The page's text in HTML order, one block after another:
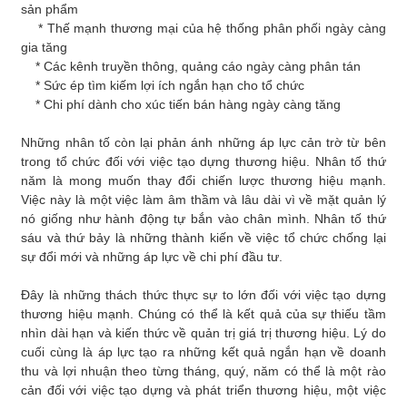
sản phẩm
* Thế mạnh thương mại của hệ thống phân phối ngày càng
gia tăng
* Các kênh truyền thông, quảng cáo ngày càng phân tán
* Sức ép tìm kiếm lợi ích ngắn hạn cho tổ chức
* Chi phí dành cho xúc tiến bán hàng ngày càng tăng
Những nhân tố còn lại phản ánh những áp lực cản trờ từ bên
trong tổ chức đối với việc tạo dựng thương hiệu. Nhân tố thứ
năm là mong muốn thay đổi chiến lược thương hiệu mạnh.
Việc này là một việc làm âm thầm và lâu dài vì về mặt quản lý
nó giống như hành động tự bắn vào chân mình. Nhân tố thứ
sáu và thứ bảy là những thành kiến về việc tổ chức chống lại
sự đổi mới và những áp lực về chi phí đầu tư.
Đây là những thách thức thực sự to lớn đối với việc tạo dựng
thương hiệu mạnh. Chúng có thể là kết quả của sự thiếu tầm
nhìn dài hạn và kiến thức về quản trị giá trị thương hiệu. Lý do
cuối cùng là áp lực tạo ra những kết quả ngắn hạn về doanh
thu và lợi nhuận theo từng tháng, quý, năm có thể là một rào
cản đối với việc tạo dựng và phát triển thương hiệu, một việc